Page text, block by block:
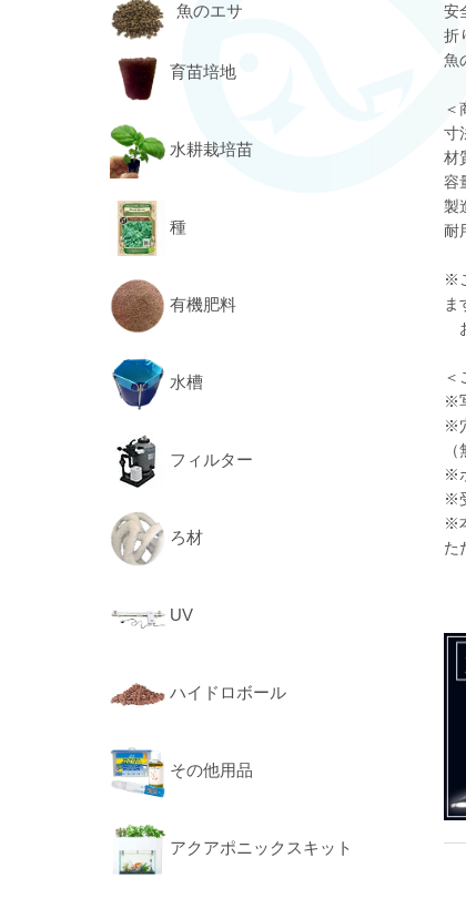
安
折
魚
＜
寸
材
容
製
耐
※
ま
＜
※
※
※
※
※
た
魚のエサ
育苗培地
水耕栽培苗
種
有機肥料
水槽
フィルター
ろ材
UV
ハイドロボール
その他用品
アクアポニックスキット